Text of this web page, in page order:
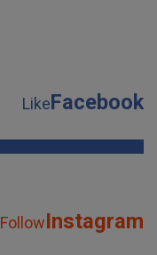
LikeFacebook
FollowInstagram